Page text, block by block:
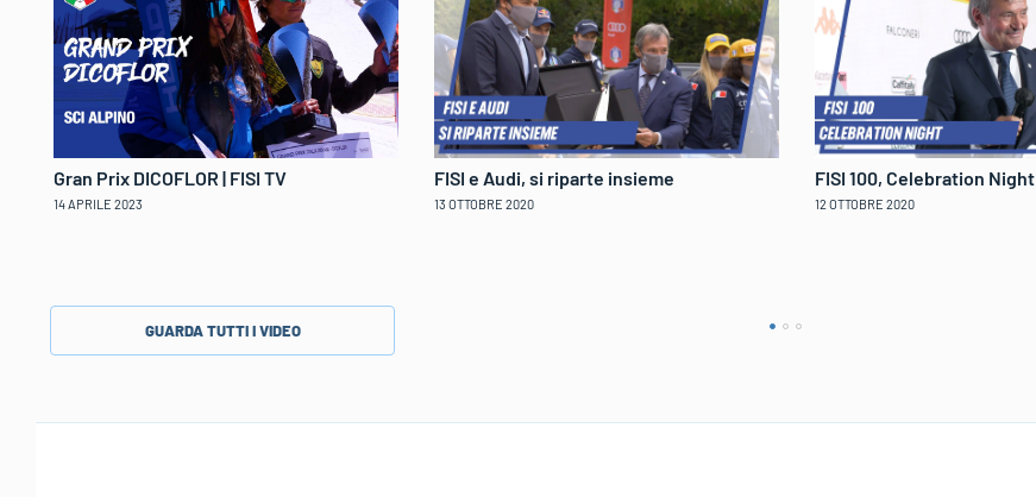
Gran Prix DICOFLOR | FISI TV
14 APRILE 2023
FISI e Audi, si riparte insieme
13 OTTOBRE 2020
FISI 100, Celebration Night
12 OTTOBRE 2020
GUARDA TUTTI I VIDEO